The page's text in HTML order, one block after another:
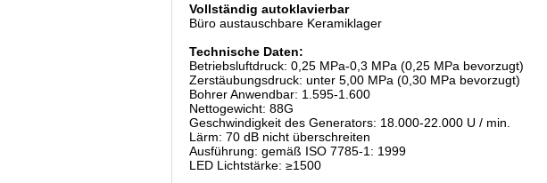
Vollständig autoklavierbar
Büro austauschbare Keramiklager
Technische Daten:
Betriebsluftdruck: 0,25 MPa-0,3 MPa (0,25 MPa bevorzugt)
Zerstäubungsdruck: unter 5,00 MPa (0,30 MPa bevorzugt)
Bohrer Anwendbar: 1.595-1.600
Nettogewicht: 88G
Geschwindigkeit des Generators: 18.000-22.000 U / min.
Lärm: 70 dB nicht überschreiten
Ausführung: gemäß ISO 7785-1: 1999
LED Lichtstärke: ≥1500